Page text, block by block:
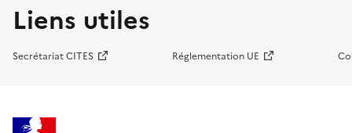
Liens utiles
Secrétariat CITES Réglementation UE